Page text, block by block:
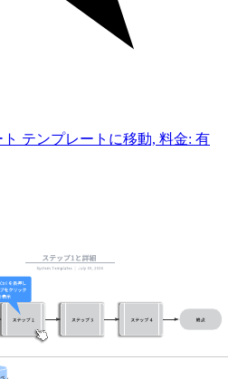
テンプレートに移動, 料金: 有